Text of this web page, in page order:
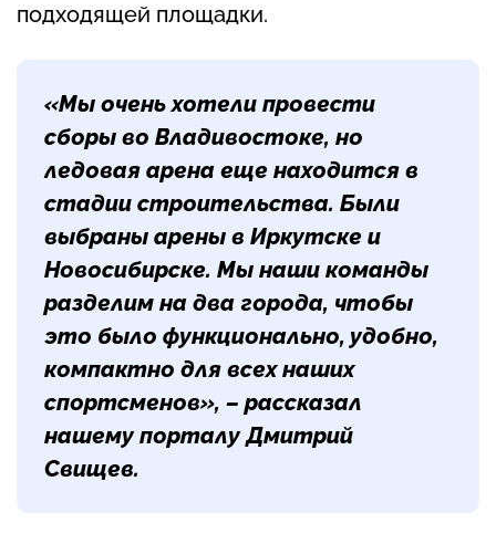
подходящей площадки.
«Мы очень хотели провести
сборы во Владивостоке, но
ледовая арена еще находится в
стадии строительства. Были
выбраны арены в Иркутске и
Новосибирске. Мы наши команды
разделим на два города, чтобы
это было функционально, удобно,
компактно для всех наших
спортсменов», – рассказал
нашему порталу Дмитрий
Свищев.